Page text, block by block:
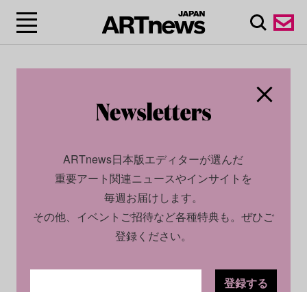
2025.03.26
ARTnews日本版エディターが選んだ
重要アート関連ニュースやインサイトを
毎週お届けします。
その他、イベントご招待など各種特典も。ぜひご
登録ください。
登録する